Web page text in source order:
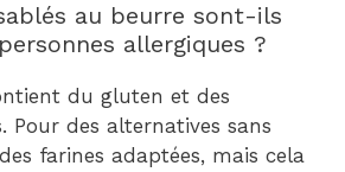
au beurre sont-ils
allergiques ?
du gluten et des
Pour des alternatives sans
farines adaptées, mais cela